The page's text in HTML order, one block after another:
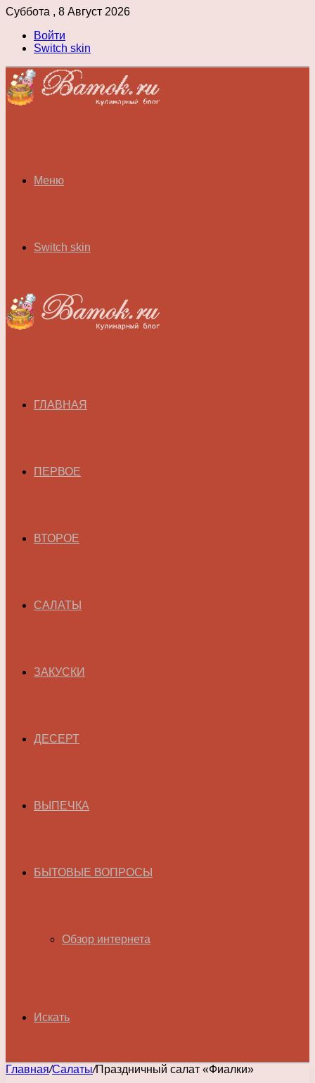
Суббота , 8 Август 2026
Войти
Switch skin
Меню
Switch skin
ГЛАВНАЯ
ПЕРВОЕ
ВТОРОЕ
САЛАТЫ
ЗАКУСКИ
ДЕСЕРТ
ВЫПЕЧКА
БЫТОВЫЕ ВОПРОСЫ
Обзор интернета
Искать
Главная/Салаты/Праздничный салат «Фиалки»